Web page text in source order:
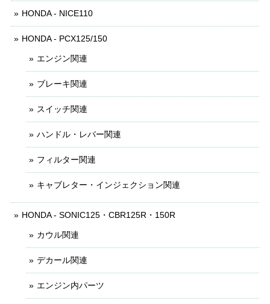
HONDA - NICE110
HONDA - PCX125/150
エンジン関連
ブレーキ関連
スイッチ関連
ハンドル・レバー関連
フィルター関連
キャブレター・インジェクション関連
HONDA - SONIC125・CBR125R・150R
カウル関連
デカール関連
エンジン内パーツ